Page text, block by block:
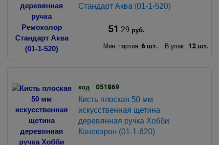
Стандарт Аква (01-1-520)
51.29 руб.
Мин. партия: 6 шт. В упак.: 12 шт.
код 051869
Кисть плоская 50 мм
искусственная щетина
деревянная ручка Хобби
Канекарон (01-1-620)